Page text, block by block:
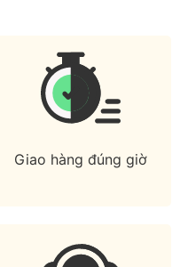
Giao hàng đúng giờ